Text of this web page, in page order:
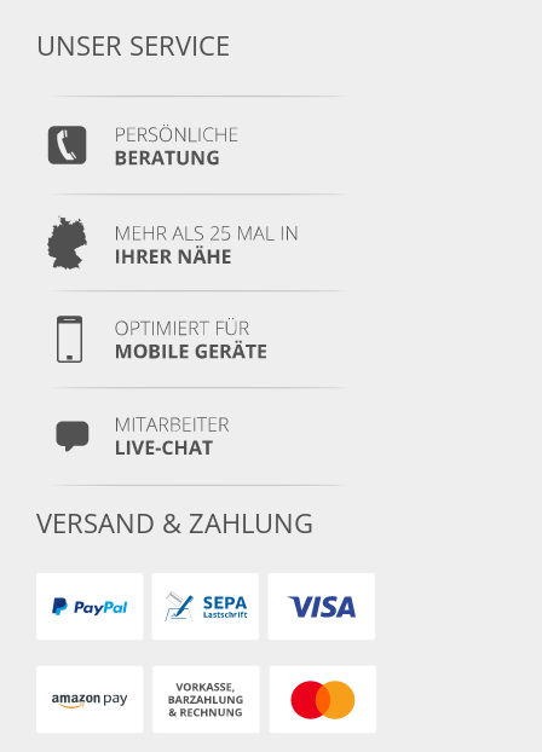
UNSER SERVICE
VERSAND & ZAHLUNG